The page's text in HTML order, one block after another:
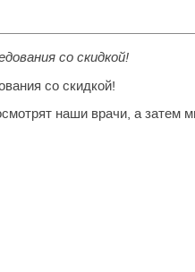
со скидкой!
со скидкой!
наши врачи, а